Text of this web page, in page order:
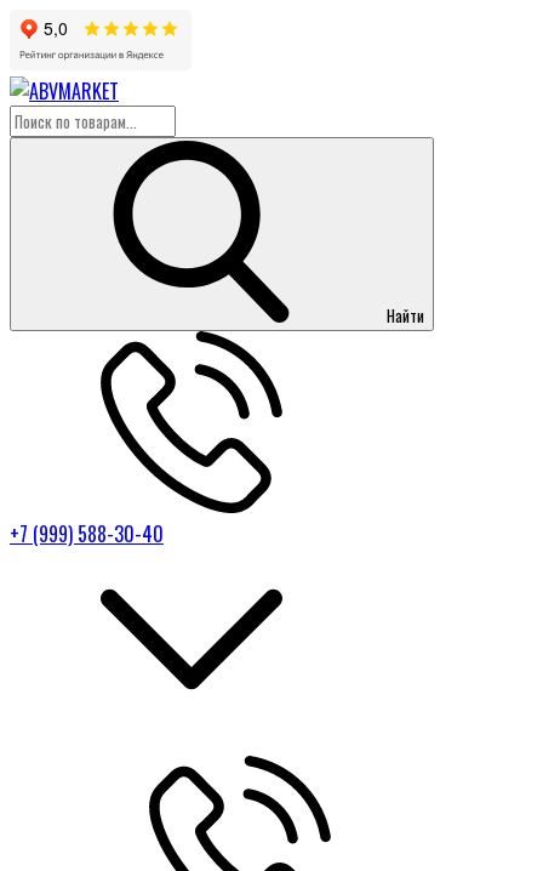
Найти
+7 (999) 588-30-40